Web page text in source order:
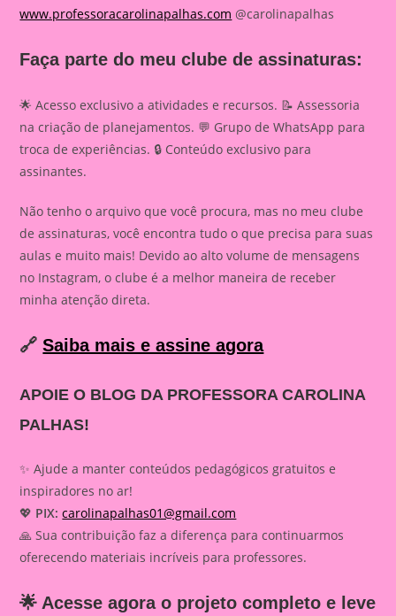
www.professoracarolinapalhas.com @carolinapalhas
Faça parte do meu clube de assinaturas:
🌟 Acesso exclusivo a atividades e recursos. 📝 Assessoria
na criação de planejamentos. 💬 Grupo de WhatsApp para
troca de experiências. 🔒 Conteúdo exclusivo para
assinantes.
Não tenho o arquivo que você procura, mas no meu clube
de assinaturas, você encontra tudo o que precisa para suas
aulas e muito mais! Devido ao alto volume de mensagens
no Instagram, o clube é a melhor maneira de receber
minha atenção direta.
🔗Saiba mais e assine agora
APOIE O BLOG DA PROFESSORA CAROLINA
PALHAS!
✨ Ajude a manter conteúdos pedagógicos gratuitos e
inspiradores no ar!
💖 PIX: carolinapalhas01@gmail.com
🙏 Sua contribuição faz a diferença para continuarmos
oferecendo materiais incríveis para professores.
🌟 Acesse agora o projeto completo e leve